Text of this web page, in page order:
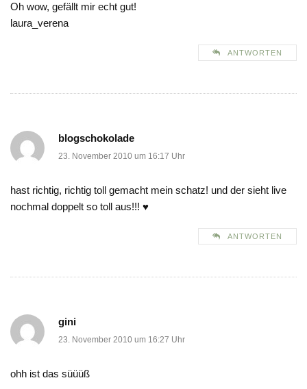
Oh wow, gefällt mir echt gut!
laura_verena
ANTWORTEN
blogschokolade
23. November 2010 um 16:17 Uhr
hast richtig, richtig toll gemacht mein schatz! und der sieht live
nochmal doppelt so toll aus!!! ♥
ANTWORTEN
gini
23. November 2010 um 16:27 Uhr
ohh ist das süüüß